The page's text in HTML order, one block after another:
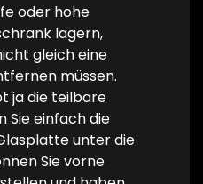
oder hohe
lagern,
gleich eine
müssen.
ja die teilbare
Sie einfach die
unter die
Sie vorne